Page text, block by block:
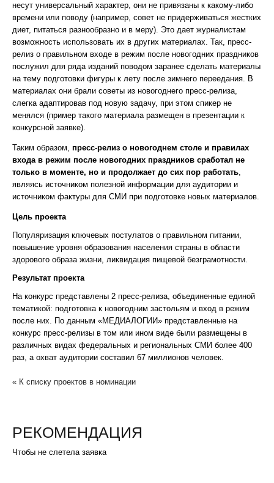
несут универсальный характер, они не привязаны к какому-либо
времени или поводу (например, совет не придерживаться жестких
диет, питаться разнообразно и в меру). Это дает журналистам
возможность использовать их в других материалах. Так, пресс-
релиз о правильном входе в режим после новогодних праздников
послужил для ряда изданий поводом заранее сделать материалы
на тему подготовки фигуры к лету после зимнего переедания. В
материалах они брали советы из новогоднего пресс-релиза,
слегка адаптировав под новую задачу, при этом спикер не
менялся (пример такого материала размещен в презентации к
конкурсной заявке).
Таким образом, пресс-релиз о новогоднем столе и правилах
входа в режим после новогодних праздников сработал не
только в моменте, но и продолжает до сих пор работать,
являясь источником полезной информации для аудитории и
источником фактуры для СМИ при подготовке новых материалов.
Цель проекта
Популяризация ключевых постулатов о правильном питании,
повышение уровня образования населения страны в области
здорового образа жизни, ликвидация пищевой безграмотности.
Результат проекта
На конкурс представлены 2 пресс-релиза, объединенные единой
тематикой: подготовка к новогодним застольям и вход в режим
после них. По данным «МЕДИАЛОГИИ» представленные на
конкурс пресс-релизы в том или ином виде были размещены в
различных видах федеральных и региональных СМИ более 400
раз, а охват аудитории составил 67 миллионов человек.
« К списку проектов в номинации
РЕКОМЕНДАЦИЯ
Чтобы не слетела заявка